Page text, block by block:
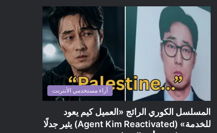
آراء مستخدمي الأنترنت
المسلسل الكوري الرائج «العميل كيم يعود
للخدمة» (Agent Kim Reactivated) يثير جدلًا